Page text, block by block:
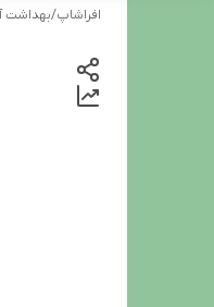
افراشاپ/بهداشت